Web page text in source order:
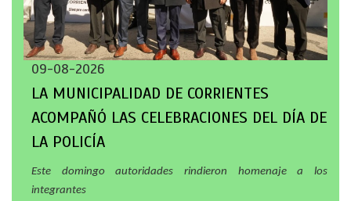
09-08-2026
LA MUNICIPALIDAD DE CORRIENTES
ACOMPAÑÓ LAS CELEBRACIONES DEL DÍA DE
LA POLICÍA
Este domingo autoridades rindieron homenaje a los
integrantes